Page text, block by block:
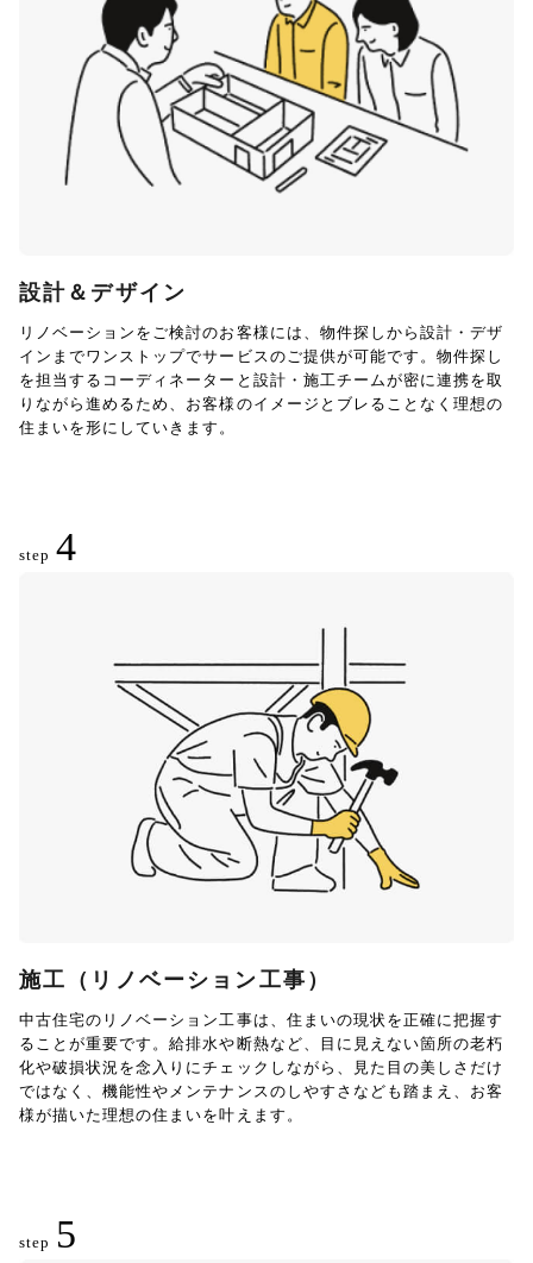
設計＆デザイン
リノベーションをご検討のお客様には、物件探しから設計・デザ
インまでワンストップでサービスのご提供が可能です。物件探し
を担当するコーディネーターと設計・施工チームが密に連携を取
りながら進めるため、お客様のイメージとブレることなく理想の
住まいを形にしていきます。
step 4
施工（リノベーション工事）
中古住宅のリノベーション工事は、住まいの現状を正確に把握す
ることが重要です。給排水や断熱など、目に見えない箇所の老朽
化や破損状況を念入りにチェックしながら、見た目の美しさだけ
ではなく、機能性やメンテナンスのしやすさなども踏まえ、お客
様が描いた理想の住まいを叶えます。
step 5